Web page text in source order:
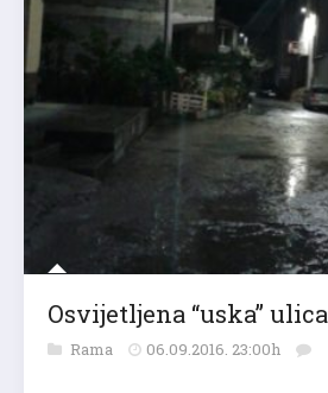
Osvijetljena “uska” ulica
Rama 06.09.2016. 23:00h